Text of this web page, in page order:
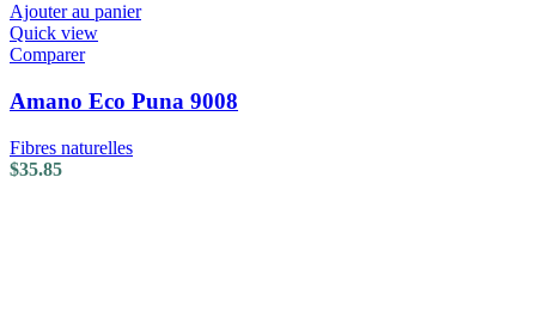
Ajouter au panier
Quick view
Comparer
Amano Eco Puna 9008
Fibres naturelles
$35.85